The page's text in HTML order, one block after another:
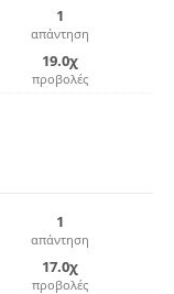
1
απάντηση
19.0χ
προβολές
1
απάντηση
17.0χ
προβολές